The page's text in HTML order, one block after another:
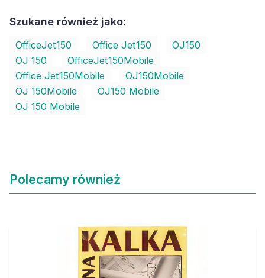
Szukane również jako:
OfficeJet150 Office Jet150
OJ150
OJ 150
OfficeJet150Mobile
Office Jet150Mobile
OJ150Mobile
OJ 150Mobile
OJ150 Mobile
OJ 150 Mobile
Polecamy również